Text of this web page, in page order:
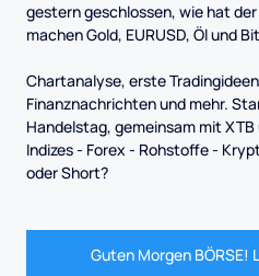
gestern geschlossen, wie hat
machen Gold, EURUSD, Öl und
Chartanalyse, erste
Finanznachrichten und mehr.
Handelstag, gemeinsam mit
Indizes - Forex - Rohstoffe -
oder Short?
Guten Morgen BÖRSE!